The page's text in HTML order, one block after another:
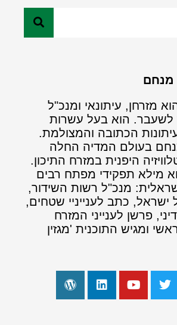
מנחם
מזרחן, עיתונאי ומנכ"ל
לשעבר. הוא בעל עשרות
הכתובה והמצולמת.
בעולם המדיה החלה
היפנית במזרח התיכון.
מילא תפקידי מפתח רבים
מנכ"ל רשות השידור,
ישראל, כתב לענייניי שטחים,
פרשן לענייני המזרח
ומגיש התוכנית 'מגזין